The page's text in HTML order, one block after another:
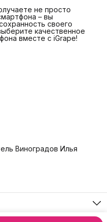
не просто
– вы
своего
качественное
вместе с iGrape!
Виноградов Илья